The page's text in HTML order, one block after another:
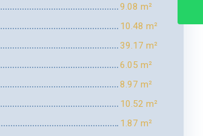
9.08 m²
10.48 m²
39.17 m²
6.05 m²
8.97 m²
10.52 m²
1.87 m²